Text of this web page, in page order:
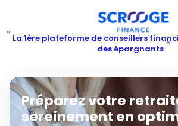
“ La 1ère plateforme de conseillers
des épargnants ”
Préparez votre
sereinement en